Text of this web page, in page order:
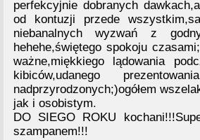
perfekcyjnie dobranych
od kontuzji przede
niebanalnych wyzwań z
hehehe,świętego spokoju
ważne,miękkiego lądowania
kibiców,udanego
nadprzyrodzonych;)ogółem
jak i osobistym.
DO SIEGO ROKU
szampanem!!!